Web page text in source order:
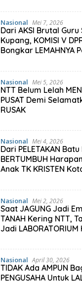
Nasional Mei 7, 2026
Dari AKSI Brutal Guru
Kupang, KOMISI V
Bongkar LEMAHNYA
Nasional Mei 5, 2026
NTT Belum Lelah
PUSAT Demi
RUSAK
Nasional Mei 4, 2026
Dari PELETAKAN
BERTUMBUH
Anak TK KRISTEN
Nasional Mei 2, 2026
Saat JAGUNG Jadi
TANAH Kering NTT,
Jadi LABORATORIUM
Nasional April 30, 2026
TIDAK Ada AMPUN
PENGUSAHA Untuk